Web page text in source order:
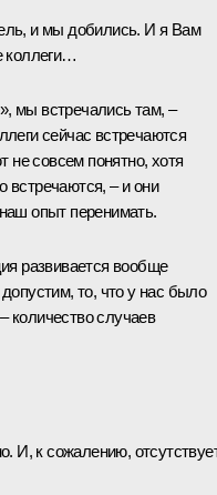
и мы добились. И я Вам
коллеги…
мы встречались там, –
сейчас встречаются
не совсем понятно, хотя
встречаются, – и они
опыт перенимать.
развивается вообще
то, что у нас было
количество случаев
И, к сожалению,